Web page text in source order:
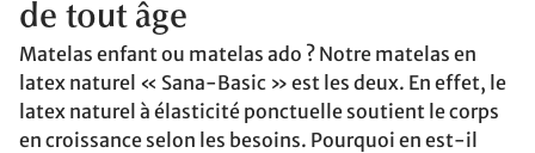
de tout âge
Matelas enfant ou matelas ado ? Notre matelas en
latex naturel « Sana-Basic » est les deux. En effet, le
latex naturel à élasticité ponctuelle soutient le corps
en croissance selon les besoins. Pourquoi en est-il